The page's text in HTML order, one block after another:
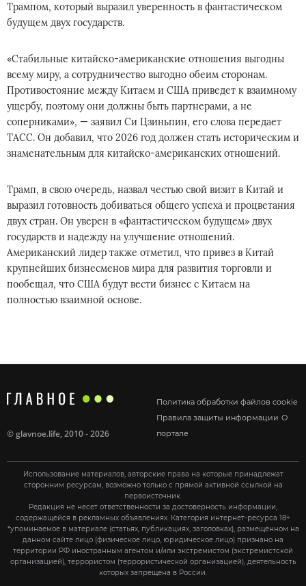
Трампом, который выразил уверенность в фантастическом
будущем двух государств.
«Стабильные китайско-американские отношения выгодны
всему миру, а сотрудничество выгодно обеим сторонам.
Противостояние между Китаем и США приведет к взаимному
ущербу, поэтому они должны быть партнерами, а не
соперниками», — заявил Си Цзиньпин, его слова передает
ТАСС. Он добавил, что 2026 год должен стать историческим и
знаменательным для китайско-американских отношений.
Трамп, в свою очередь, назвал честью свой визит в Китай и
выразил готовность добиваться общего успеха и процветания
двух стран. Он уверен в «фантастическом будущем» двух
государств и надежду на улучшение отношений.
Американский лидер также отметил, что привез в Китай
крупнейших бизнесменов мира для развития торговли и
пообещал, что США будут вести бизнес с Китаем на
полностью взаимной основе.
Политика обработки файлов cookie
Правила защиты информации О
портале
©glavnoe.life, 2010 - 2026
Использование материалов, авторские права на которые принадлежат
сторонним ресурсам, возможно только с прямой активной ссылкой на
первоисточник.
Редакция не несет ответственности за достоверность информации,
содержащейся в рекламных объявлениях. Категория интернет-ресурса 18+
*упоминаемое в материале (статьях, публикациях, заголовках), размещённом на
данном сайте лицо (физическое лицо, юридическое лицо) признано на
территории РФ иностранным агентом и/или экстремистом (экстремистской
организацией), террористом (террористической организацией), деятельность
которых запрещена в России.